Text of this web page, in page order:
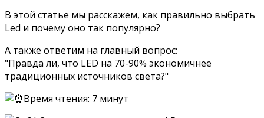
В этой статье мы расскажем, как правильно выбрать
Led и почему оно так популярно?
А также ответим на главный вопрос:
"Правда ли, что LED на 70-90% экономичнее
традиционных источников света?"
Время чтения: 7 минут